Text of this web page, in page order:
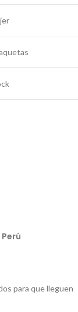
para que lleguen